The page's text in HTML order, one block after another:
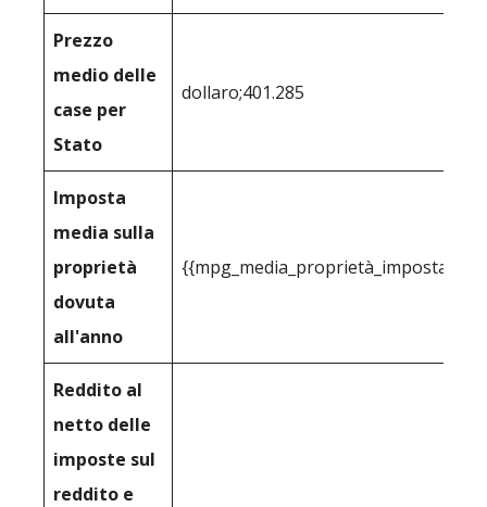
Prezzo
medio delle
case per
Stato
dollaro;401.285
Imposta
media sulla
proprietà
dovuta
all'anno
Reddito al
netto delle
imposte sul
reddito e